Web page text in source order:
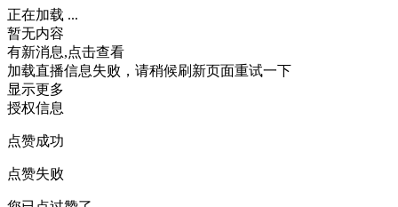
正在加载 ...
暂无内容
有新消息,点击查看
加载直播信息失败，请稍候刷新页面重试一下
显示更多
授权信息
点赞成功
点赞失败